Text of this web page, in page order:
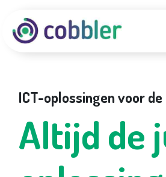
ICT-oplossingen voor
Altijd de